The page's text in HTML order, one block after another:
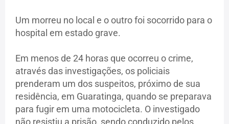
Um morreu no local e o outro foi socorrido para o
hospital em estado grave.
Em menos de 24 horas que ocorreu o crime,
através das investigações, os policiais
prenderam um dos suspeitos, próximo de sua
residência, em Guaratinga, quando se preparava
para fugir em uma motocicleta. O investigado
não resistiu a prisão, sendo conduzido pelos